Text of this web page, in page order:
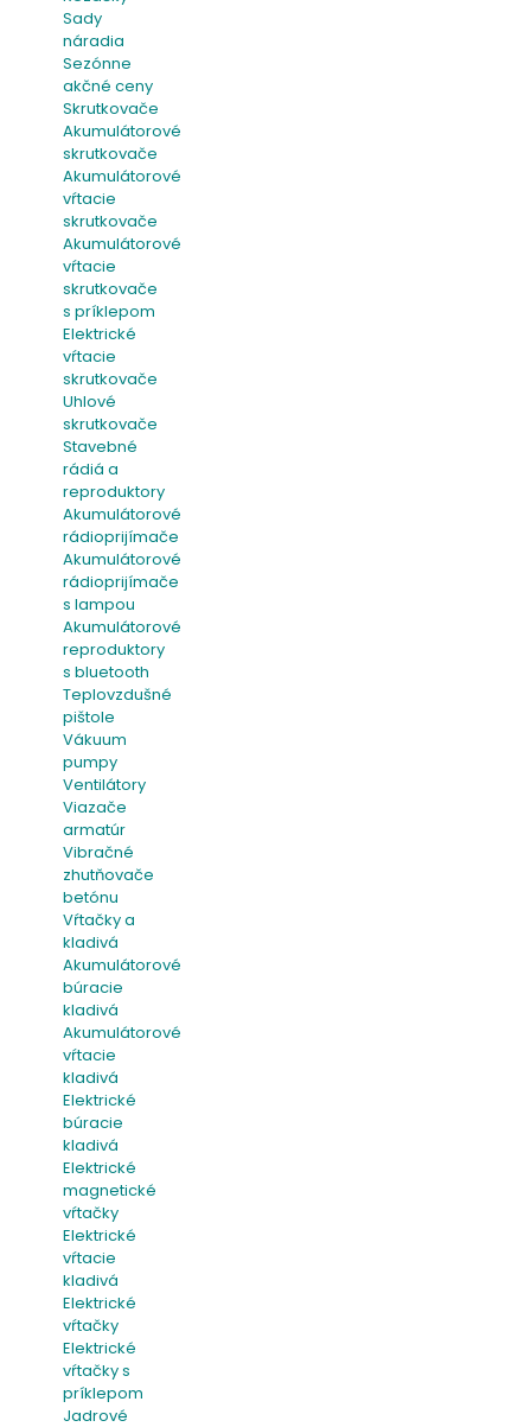
Sady
náradia
Sezónne
akčné ceny
Skrutkovače
Akumulátorové
skrutkovače
Akumulátorové
vŕtacie
skrutkovače
Akumulátorové
vŕtacie
skrutkovače
s príklepom
Elektrické
vŕtacie
skrutkovače
Uhlové
skrutkovače
Stavebné
rádiá a
reproduktory
Akumulátorové
rádioprijímače
Akumulátorové
rádioprijímače
s lampou
Akumulátorové
reproduktory
s bluetooth
Teplovzdušné
pištole
Vákuum
pumpy
Ventilátory
Viazače
armatúr
Vibračné
zhutňovače
betónu
Vŕtačky a
kladivá
Akumulátorové
búracie
kladivá
Akumulátorové
vŕtacie
kladivá
Elektrické
búracie
kladivá
Elektrické
magnetické
vŕtačky
Elektrické
vŕtacie
kladivá
Elektrické
vŕtačky
Elektrické
vŕtačky s
príklepom
Jadrové